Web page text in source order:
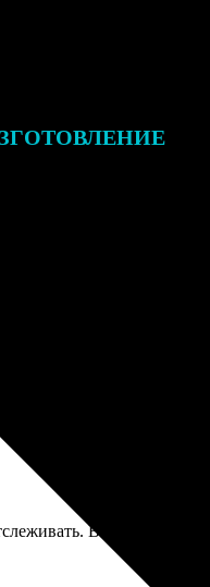
заказ банковской
получите
заказа. Когда
В пункте